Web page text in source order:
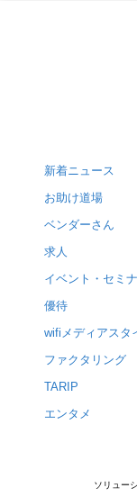
新着ニュース
お助け道場
ベンダーさん
求人
イベント・セミ
優待
wifiメディアスタ
ファクタリング
TARIP
エンタメ
ソリュー